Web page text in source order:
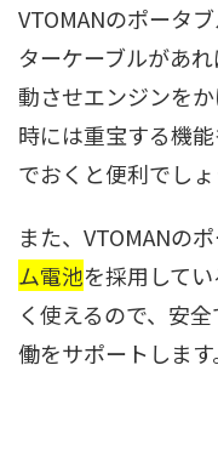
VTOMANのポータ
ターケーブルがあ
動させエンジンを
時には重宝する機
でおくと便利でしょ
また、VTOMANの
ム電池を採用して
く使えるので、安
働をサポートします